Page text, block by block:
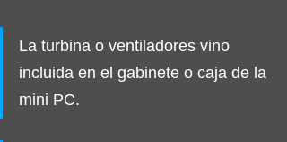
La turbina o ventiladores vino
incluida en el gabinete o caja de la
mini PC.